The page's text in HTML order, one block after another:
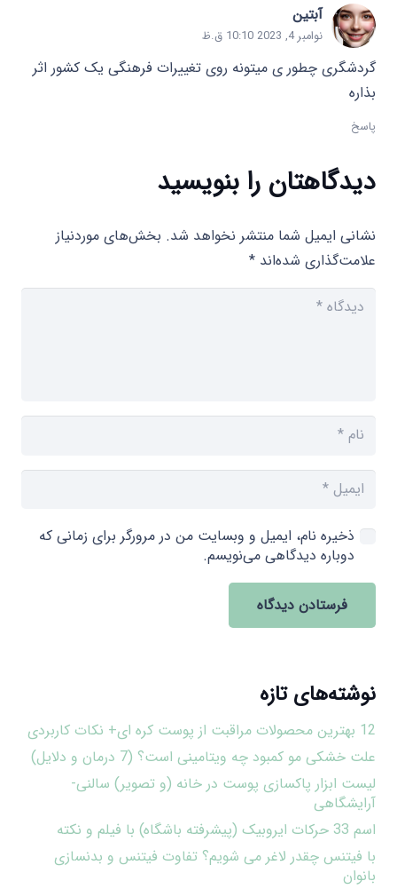
آبتین
نوامبر 4, 2023 10:10 ق.ظ
گردشگری چطور ی میتونه روی تغییرات فرهنگی یک کشور اثر
بذاره
پاسخ
دیدگاهتان را بنویسید
نشانی ایمیل شما منتشر نخواهد شد. بخش‌های موردنیاز
علامت‌گذاری شده‌اند *
ذخیره نام، ایمیل و وبسایت من در مرورگر برای زمانی که
دوباره دیدگاهی می‌نویسم.
فرستادن دیدگاه
نوشته‌های تازه
12 بهترین محصولات مراقبت از پوست کره ای+ نکات کاربردی
علت خشکی مو کمبود چه ویتامینی است؟ (7 درمان و دلایل)
لیست ابزار پاکسازی پوست در خانه (و تصویر) سالنی-
آرایشگاهی
اسم 33 حرکات ایروبیک (پیشرفته باشگاه) با فیلم و نکته
با فیتنس چقدر لاغر می شویم؟ تفاوت فیتنس و بدنسازی
بانوان